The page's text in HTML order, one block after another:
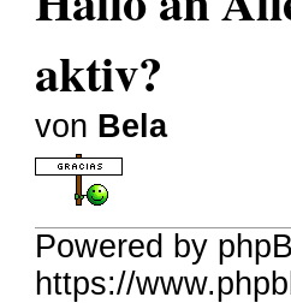
aktiv?
von Bela
Powered by
https://